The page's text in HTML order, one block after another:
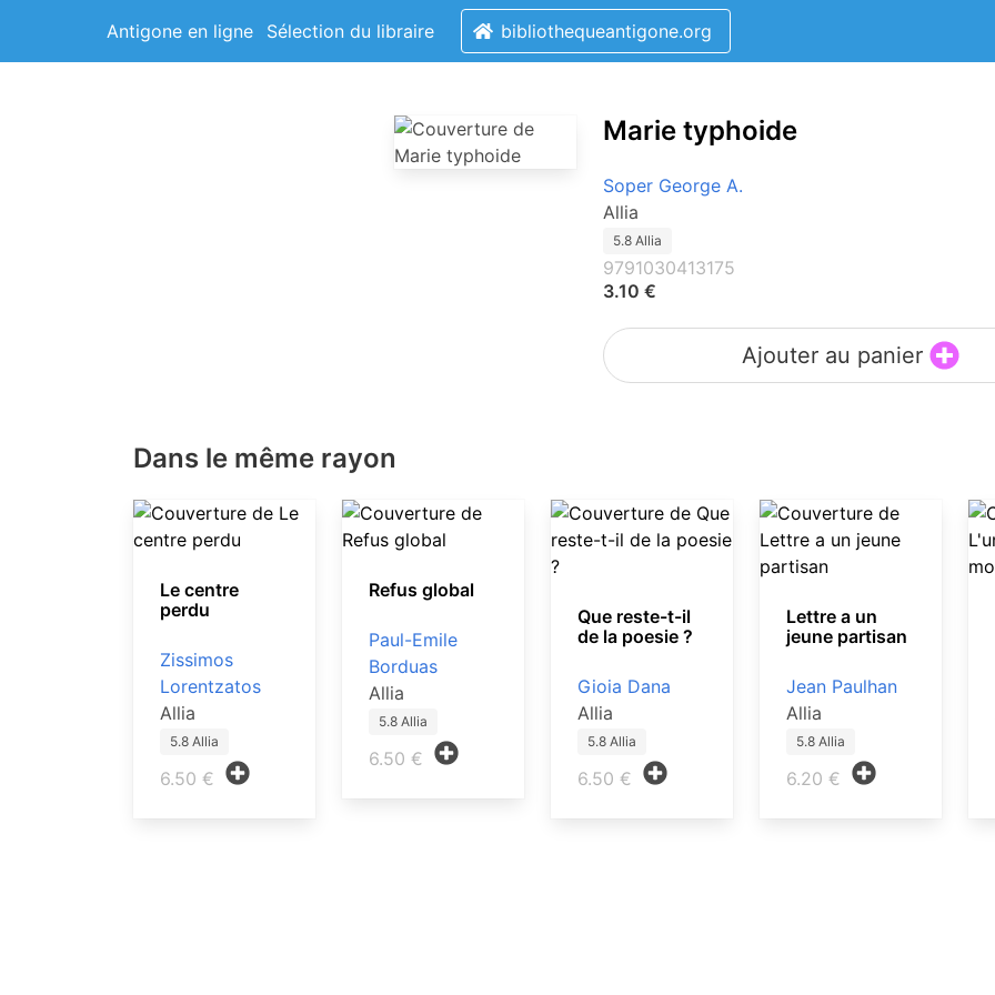
Antigone en ligne Sélection du libraire bibliothequeantigone.org
Marie typhoide
Soper George A.
Allia
5.8 Allia
9791030413175
3.10 €
Ajouter au panier
Dans le même rayon
Le centre
perdu
Zissimos
Lorentzatos
Allia
5.8 Allia
6.50 €
Refus global
Paul-Emile
Borduas
Allia
5.8 Allia
6.50 €
Que reste-t-il
de la poesie ?
Gioia Dana
Allia
5.8 Allia
6.50 €
Lettre a un
jeune partisan
Jean Paulhan
Allia
5.8 Allia
6.20 €